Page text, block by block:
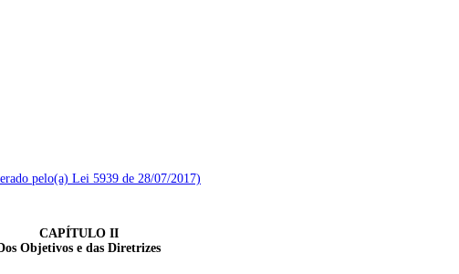
pelo(a) Lei 5939 de 28/07/2017)
CAPÍTULO II
Objetivos e das Diretrizes